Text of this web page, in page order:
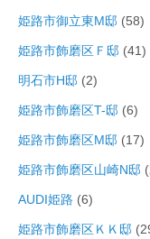
姫路市御立東M邸 (58)
姫路市飾磨区Ｆ邸 (41)
明石市H邸 (2)
姫路市飾磨区T-邸 (6)
姫路市飾磨区M邸 (17)
姫路市飾磨区山崎N邸
AUDI姫路 (6)
姫路市飾磨区ＫＫ邸